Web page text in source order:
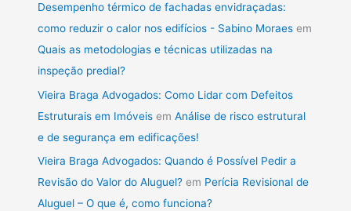
Desempenho térmico de fachadas envidraçadas:
como reduzir o calor nos edifícios - Sabino Moraes em
Quais as metodologias e técnicas utilizadas na
inspeção predial?
Vieira Braga Advogados: Como Lidar com Defeitos
Estruturais em Imóveis emAnálise de risco estrutural
e de segurança em edificações!
Vieira Braga Advogados: Quando é Possível Pedir a
Revisão do Valor do Aluguel? em Perícia Revisional de
Aluguel – O que é, como funciona?